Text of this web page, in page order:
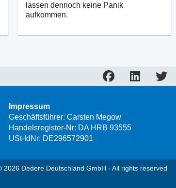
lassen dennoch keine Panik
aufkommen.
Impressum
Geschäftsführer: Carsten Megow
Handelsregister-Nr: DA HRB 93555
USt-IdNr: DE296572901
2026 Dedere Deutschland GmbH - All rights reserved